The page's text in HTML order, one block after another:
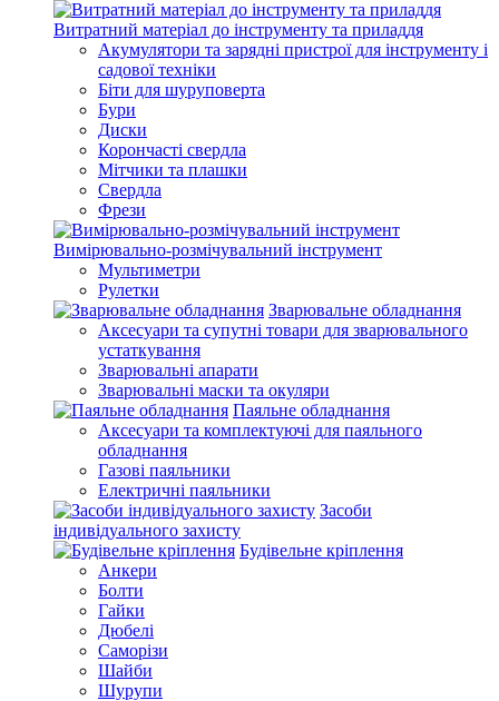
Витратний матеріал до інструменту та приладдя
Акумулятори та зарядні пристрої для інструменту і
садової техніки
Біти для шуруповерта
Бури
Диски
Корончасті свердла
Мітчики та плашки
Свердла
Фрези
Вимірювально-розмічувальний інструмент
Мультиметри
Рулетки
Зварювальне обладнання
Аксесуари та супутні товари для зварювального
устаткування
Зварювальні апарати
Зварювальні маски та окуляри
Паяльне обладнання
Аксесуари та комплектуючі для паяльного
обладнання
Газові паяльники
Електричні паяльники
Засоби
індивідуального захисту
Будівельне кріплення
Анкери
Болти
Гайки
Дюбелі
Саморізи
Шайби
Шурупи